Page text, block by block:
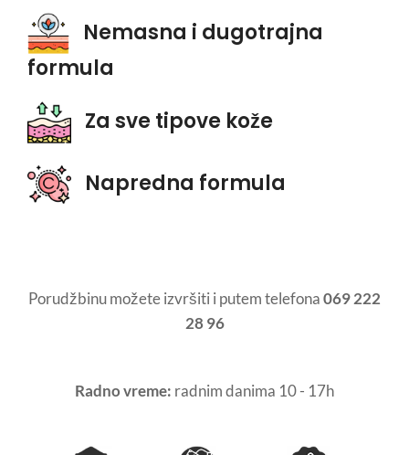
Nemasna i dugotrajna
formula
Za sve tipove kože
Napredna formula
Porudžbinu možete izvršiti i putem telefona069 222
28 96
Radno vreme: radnim danima 10 - 17h